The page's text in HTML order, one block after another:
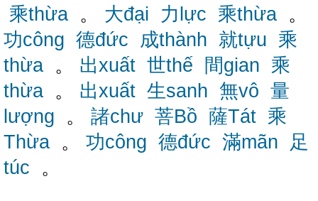
乘thừa 。 大đại 力lực 乘thừa 。
功công 德đức 成thành 就tựu 乘
thừa 。 出xuất 世thế 間gian 乘
thừa 。 出xuất 生sanh 無vô 量
lượng 。 諸chư 菩Bồ 薩Tát 乘
Thừa 。 功công 德đức 滿mãn
足
túc 。